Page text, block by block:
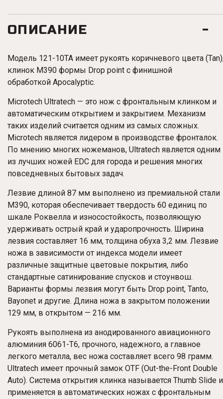
ОПИСАНИЕ
Модель 121-10TA имеет рукоять коричневого цвета
клинок M390 формы Drop point с финишной
обработкой Apocalyptic.
Microtech Ultratech — это нож с фронтальным клинком и
автоматическим открытием и закрытием. Механизм
таких изделий считается одним из самых сложных.
Microtech является лидером в производстве фронталок.
По мнению многих ножеманов, Ultratech является одним
из лучших ножей EDC для города и решения многих
повседневных бытовых задач.
Лезвие длиной 87 мм выполнено из премиальной стали
M390, которая обеспечивает твердость 60 единиц по
шкале Роквелла и износостойкость, позволяющую
удерживать острый край и ударопрочность. Ширина
лезвия составляет 16 мм, толщина обуха 3,2 мм. Лезвие
ножа в зависимости от индекса модели имеет
различные защитные цветовые покрытия, либо
стандартные сатинирование спусков и стоунвош.
Варианты формы лезвия могут быть Drop point, Tanto,
Bayonet и другие. Длина ножа в закрытом положении
129 мм, в открытом — 216 мм.
Рукоять выполнена из анодированного авиационного
алюминия 6061-T6, прочного, надежного, а главное
легкого металла, вес ножа составляет всего 98 грамм.
Ultratech имеет прочный замок OTF (Out-the-Front Double
Auto). Система открытия клинка называется Thumb Slide и
применяется в автоматических ножах с фронтальным